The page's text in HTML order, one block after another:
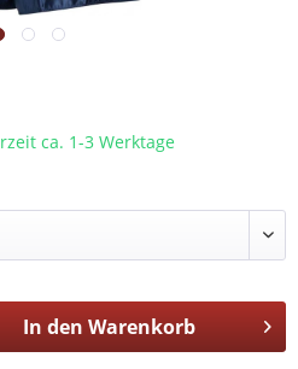
ca. 1-3 Werktage
In den Warenkorb